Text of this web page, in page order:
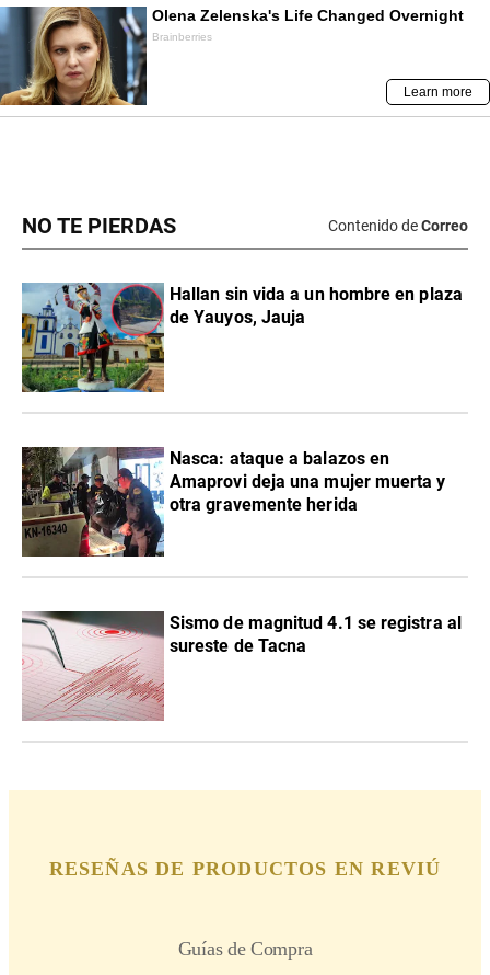
NO TE PIERDAS Contenido deCorreo
Hallan sin vida a un hombre en plaza
de Yauyos, Jauja
Nasca: ataque a balazos en
Amaprovi deja una mujer muerta y
otra gravemente herida
Sismo de magnitud 4.1 se registra al
sureste de Tacna